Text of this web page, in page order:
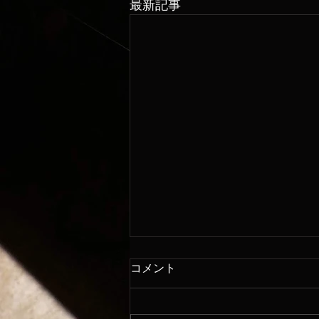
最新記事
コメント